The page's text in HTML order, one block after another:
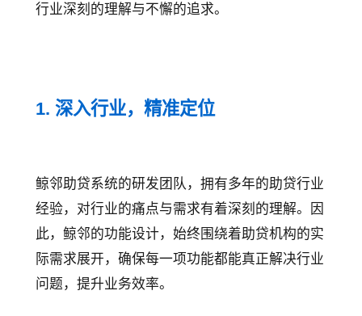
行业深刻的理解与不懈的追求。
1. 深入行业，精准定位
鲸邻助贷系统的研发团队，拥有多年的助贷行业
经验，对行业的痛点与需求有着深刻的理解。因
此，鲸邻的功能设计，始终围绕着助贷机构的实
际需求展开，确保每一项功能都能真正解决行业
问题，提升业务效率。